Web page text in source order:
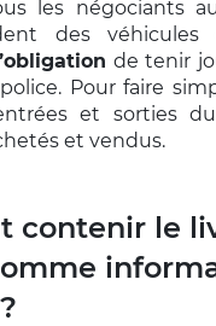
les négociants
des véhicules
de tenir
Pour faire
et sorties
et vendus.
contenir le